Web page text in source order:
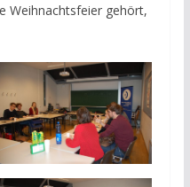
Weihnachtsfeier gehört,